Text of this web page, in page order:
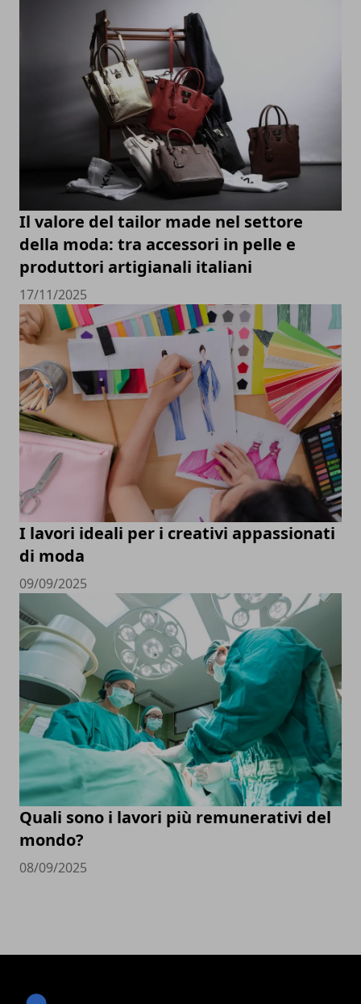
Il valore del tailor made nel settore
della moda: tra accessori in pelle e
produttori artigianali italiani
17/11/2025
I lavori ideali per i creativi appassionati
di moda
09/09/2025
Quali sono i lavori più remunerativi del
mondo?
08/09/2025